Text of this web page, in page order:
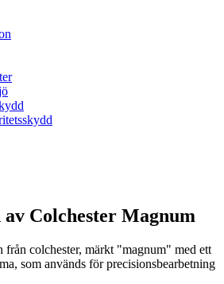
Colchester Magnum